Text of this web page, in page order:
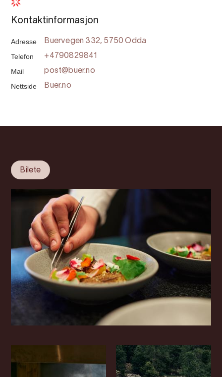
Kontaktinformasjon
Adresse Buervegen 332, 5750 Odda
Telefon +4790829841
Mail post@buer.no
Nettside Buer.no
Bilete